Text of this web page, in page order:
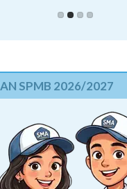
SPMB 2026/2027